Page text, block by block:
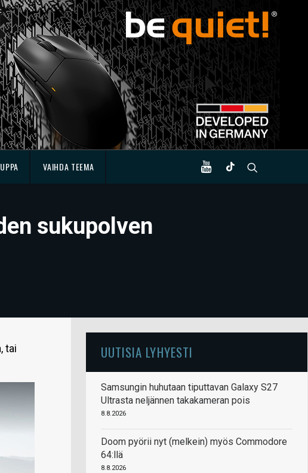
VAIHDA TEEMA
sukupolven
tai
UUTISIA LYHYESTI
Samsungin huhutaan tiputtavan Galaxy S27
Ultrasta neljännen takakameran pois
8.8.2026
Doom pyörii nyt (melkein) myös Commodore
64:llä
8.8.2026